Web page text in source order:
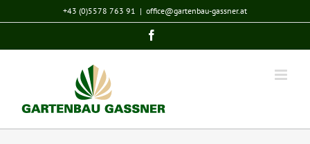
Inhalt
+43 (0)5578 763 91 | office@gartenbau-gassner.at